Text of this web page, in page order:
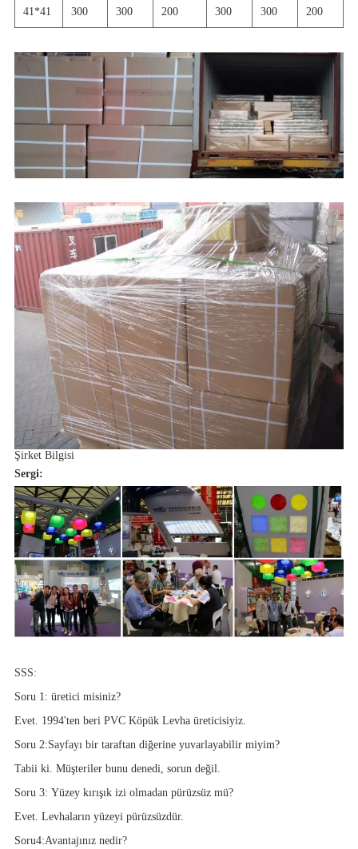
41*41 300 300 200 300 300 200
Şirket Bilgisi
Sergi:
SSS:
Soru 1: üretici misiniz?
Evet. 1994'ten beri PVC Köpük Levha üreticisiyiz.
Soru 2:Sayfayı bir taraftan diğerine yuvarlayabilir miyim?
Tabii ki. Müşteriler bunu denedi, sorun değil.
Soru 3: Yüzey kırışık izi olmadan pürüzsüz mü?
Evet. Levhaların yüzeyi pürüzsüzdür.
Soru4:Avantajınız nedir?